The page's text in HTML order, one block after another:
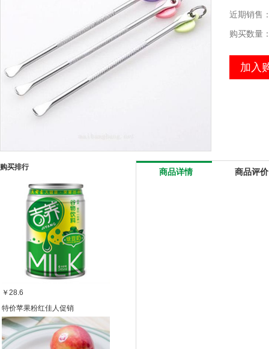
近期销售
购买数量
加入
购买排行
￥28.6
特价苹果粉红佳人促销
商品详情 商品评价